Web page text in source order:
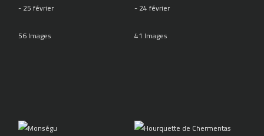
- 25 février
56 Images
- 24 février
41 Images